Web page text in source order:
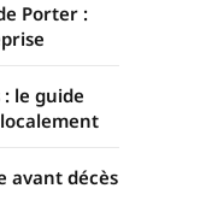
Porter :
le guide
avant décès